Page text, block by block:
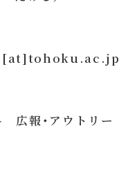
広報・アウトリー